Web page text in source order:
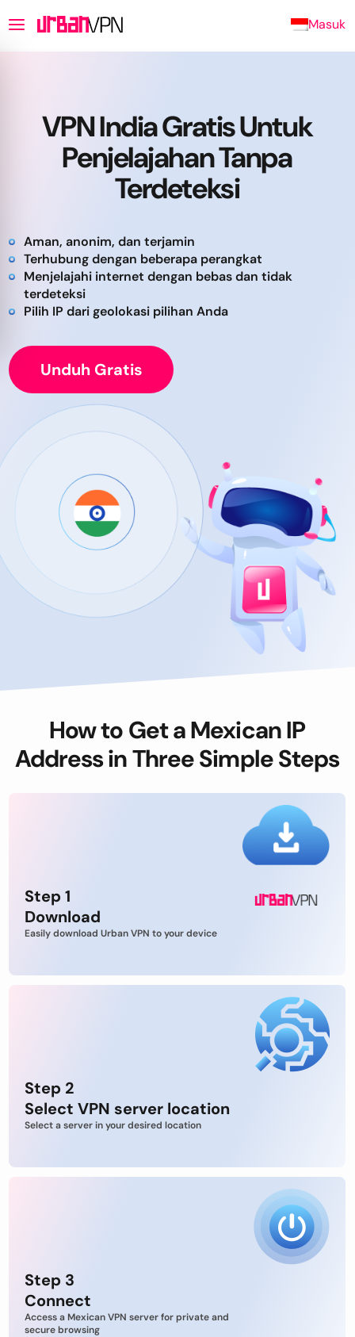
Masuk
VPN India Gratis Untuk
Penjelajahan Tanpa
Terdeteksi
Aman, anonim, dan terjamin
Terhubung dengan beberapa perangkat
Menjelajahi internet dengan bebas dan tidak
terdeteksi
Pilih IP dari geolokasi pilihan Anda
Unduh Gratis
How to Get a Mexican IP
Address in Three Simple Steps
Step 1
Download
Easily download Urban VPN to your device
Step 2
Select VPN server location
Select a server in your desired location
Step 3
Connect
Access a Mexican VPN server for private and
secure browsing